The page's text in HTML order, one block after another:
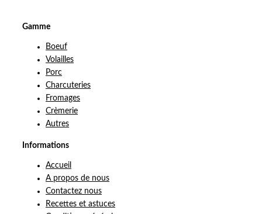
Gamme
Boeuf
Volailles
Porc
Charcuteries
Fromages
Crèmerie
Autres
Informations
Accueil
A propos de nous
Contactez nous
Recettes et astuces